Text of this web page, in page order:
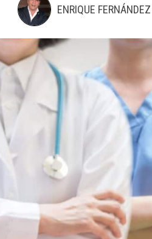
ENRIQUE FERNÁNDEZ